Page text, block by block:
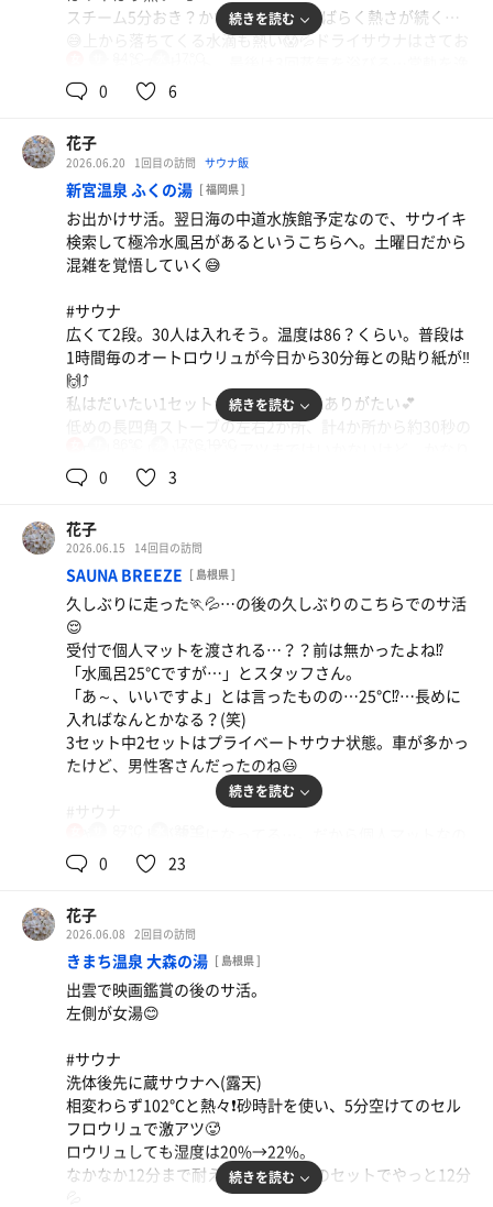
牛丼
アクエリアス
い❗️足が辛い…😩椅子に足乗せる(立てて)…前を必死に隠す
きれいな青空と気持ちいい風…一瞬ウトっとした😌次回は
いつものオリジナル（アクエリ+野菜ジュース)
スチーム5分おき？かなり熱いし、しばらく熱さが続く…
😅上から落ちてくる水滴も熱い😱💦ドライサウナはさてお
してる？(笑)塩も置いてあるけど、じんましんを掻いて沁
#水風呂
18℃くらい？ブルーの水。気持ちよく冷やされる😊
#外気浴
椅子とベッドあり。露天風呂近くの少し高くなっていると
ころにベッドが6つ。テレビもあり。屋根下。やや賑やか
曲線のベッドよりはこちらの背もたれの角度が変えられる
ベッドが好き💕
でもとにかく横になれるなら🆗ですから❗️
続きを読む
0 6
花子
2026.06.20 1回目の訪問 サウナ飯
新宮温泉 ふくの湯 [ 福岡県 ]
お出かけサ活。翌日海の中道水族館予定なので、サウイキ
検索して極冷水風呂があるというこちらへ。土曜日だから
混雑を覚悟していく😅
#サウナ
広くて2段。30人は入れそう。温度は86？くらい。普段は
1時間毎のオートロウリュが今日から30分毎との貼り紙が‼️
🙌⤴️
私はだいたい1セットが30分なので、ありがたい💕
低めの長四角ストーブの左右2か所、計4か所から約30秒の
蒸される🥵
取る😊
毎回のロウリュを入り始め、中頃、終わり際、と浴びる時
間を少しずつ変えてみる。
普段は始めに浴びるパターンにしているが、サ室の温度が
高くなく、思ったよりキツくないのでどのパターンでも大
差無かった😰
#水風呂
17℃の普通の水風呂と10℃の極冷水風呂が隣り合わせにあ
る。思い切って冷たい方に入って10~20秒で隣へドボン
(笑)17でも私には冷たいはずだが、ホッとする温度😅
こっちで更に30秒冷やす。少し長めにするとさすがにふら
椅子もベンチもベッドもあり、ほぼベッドで休む。ただ、
は不向き。
目を閉じて放心したい方は大丈夫です🙆
極冷水風呂は男性側だけと思っていたら、女性側にもあ
り、嬉しい驚き😊(苦手だけど体験したい)。
蒸し風呂と塩サウナがあり、どう違うの？と思ったけど蒸
し風呂は寝湯でした。今は不感湯という設定でずっと入っ
ておられる温度。
全身の力を抜いて重力感じないでリラックスできます☺️💕
男性側はサウナ待ち状態の混雑だったそうです。女性は全
くそんなことはなく、そこは唯一の利点よね😅お店側には
続きを読む
0 3
花子
2026.06.15 14回目の訪問
SAUNA BREEZE [ 島根県 ]
久しぶりに走った🏃💦…の後の久しぶりのこちらでのサ活
😌
受付で個人マットを渡される…？？前は無かったよね⁉️
「水風呂25℃ですが…」とスタッフさん。
「あ～、いいですよ」とは言ったものの…25℃⁉️…長めに
入ればなんとかなる？(笑)
3セット中2セットはプライベートサウナ状態。車が多かっ
たけど、男性客さんだったのね😃
か…。ここのロウリュ用柄杓は深めで嬉しい💓木のやつっ
て大してすくえないよね😵
2杯かけるとしっかり蒸されて滝汗🥵💦
5分は空けて2回。温度は85~87だけど、アチアチになりま
す🙋湿度は42→44%と微かに増えてる？窓から海が見えな
いのが残念❗️
立つと見えるんだけど、サ室って座るよね…。上段の隅に
もう1段、一人で座る用椅子をつけて欲しいわ😞 せっかく
#水風呂
温度計確認…間違いなく25℃…😰これならきっと私でも3
分いけるはず(笑)
腕時計忘れたので、サ室の時計が見えるからそれで3分…
アレアレ…目が回ってきて時計の針が見えない😵🌀目を凝
続きを読む
0 23
花子
2026.06.08 2回目の訪問
きまち温泉 大森の湯 [ 島根県 ]
出雲で映画鑑賞の後のサ活。
左側が女湯😊
#サウナ
洗体後先に蔵サウナへ(露天)
相変わらず102℃と熱々❗️砂時計を使い、5分空けてのセル
フロウリュで激アツ🥵
ロウリュしても湿度は20%→22%。
なかなか12分まで耐えられず、最後のセットでやっと12分
続きを読む